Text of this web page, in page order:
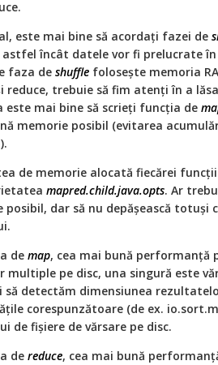
este mai bine să acordați fazei de
astfel încât datele vor fi prelucrate în
faza de shuffle folosește memoria
reduce, trebuie să fim atenți în a
este mai bine să scrieți funcția de
memorie posibil (evitarea
de memorie alocată fiecărei
mapred.child.java.opts. Ar
posibil, dar să nu depășească totuși
de map, cea mai bună
multiple pe disc, una singură este
să detectăm dimensiunea
corespunzătoare (de ex.
de fișiere de vărsare pe disc.
de reduce, cea mai bună